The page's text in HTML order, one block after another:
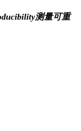
测量可重